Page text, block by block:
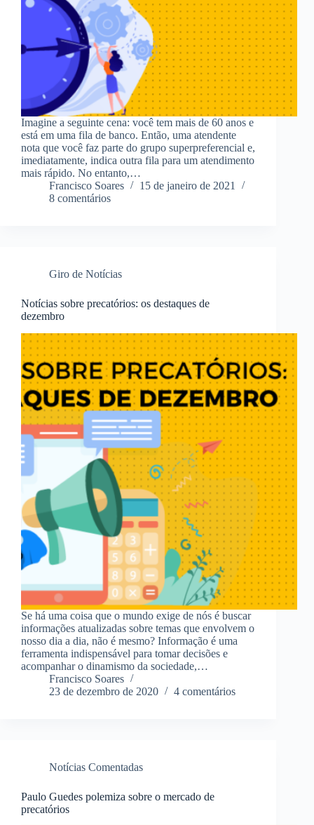
Imagine a seguinte cena: você tem mais de 60 anos e
está em uma fila de banco. Então, uma atendente
nota que você faz parte do grupo superpreferencial e,
imediatamente, indica outra fila para um atendimento
mais rápido. No entanto,…
Francisco Soares
15 de janeiro de 2021
8 comentários
Giro de Notícias
Notícias sobre precatórios: os destaques de
dezembro
Se há uma coisa que o mundo exige de nós é buscar
informações atualizadas sobre temas que envolvem o
nosso dia a dia, não é mesmo? Informação é uma
ferramenta indispensável para tomar decisões e
acompanhar o dinamismo da sociedade,…
Francisco Soares
23 de dezembro de 2020
4 comentários
Notícias Comentadas
Paulo Guedes polemiza sobre o mercado de
precatórios